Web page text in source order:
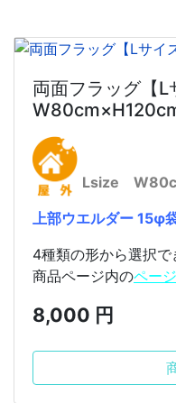
両面フラッグ【
W80cm×H120cm
Lsize
上部ウエルダー 15φ
4種類の形から選択で
商品ページ内のペー
8,000 円